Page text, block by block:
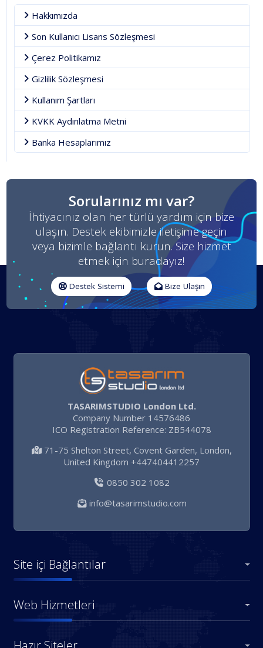
Hakkımızda
Son Kullanıcı Lisans Sözleşmesi
Çerez Politikamız
Gizlilik Sözleşmesi
Kullanım Şartları
KVKK Aydınlatma Metni
Banka Hesaplarımız
Sorularınız mı var?
İhtiyacınız olan her türlü yardım için bize
ulaşın. Destek ekibimizle iletişime geçin
veya bizimle bağlantı kurun. Size hizmet
etmek için buradayız!
Destek Sistemi Bize Ulaşın
TASARIMSTUDIO London Ltd.
Company Number 14576486
ICO Registration Reference: ZB544078
71-75 Shelton Street, Covent Garden, London,
United Kingdom +447404412257
0850 302 1082
info@tasarimstudio.com
Site içi Bağlantılar
Web Hizmetleri